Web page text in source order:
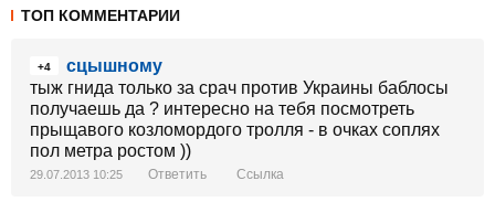
ТОП КОММЕНТАРИИ
+4
сцышному
тыж гнида только за срач против Украины баблосы
получаешь да ? интересно на тебя посмотреть
прыщавого козломордого тролля - в очках соплях
пол метра ростом ))
29.07.2013 10:25 Ответить Ссылка